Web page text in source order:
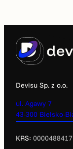
Devisu Sp. z o.o.
ul. Agawy 7
43-300 Bielsko-
KRS: 0000488417